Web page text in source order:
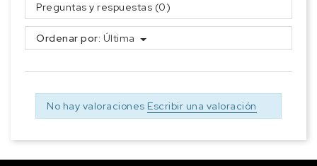
Preguntas y respuestas (0)
Ordenar por: Última
No hay valoraciones Escribir una valoración